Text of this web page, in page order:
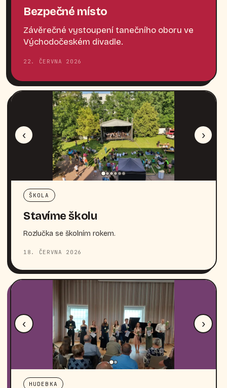
Bezpečné místo
Závěrečné vystoupení tanečního oboru ve
Východočeském divadle.
22. ČERVNA 2026
‹ ›
ŠKOLA
Stavíme školu
Rozlučka se školním rokem.
18. ČERVNA 2026
‹ ›
HUDEBKA